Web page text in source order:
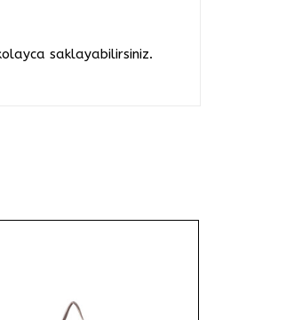
saklayabilirsiniz.